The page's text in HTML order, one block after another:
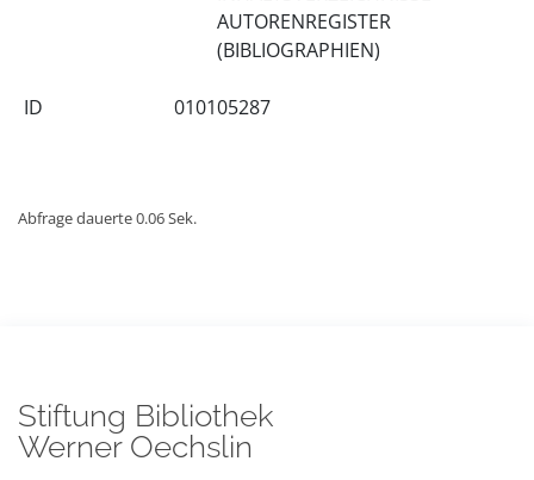
AUTORENREGISTER
(BIBLIOGRAPHIEN)
ID 010105287
Abfrage dauerte 0.06 Sek.
Stiftung Bibliothek
Werner Oechslin